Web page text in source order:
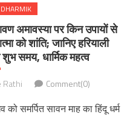
DHARMIK
अमावस्या पर किन उपायों से
को शांति; जानिए हरियाली
समय, धार्मिक महत्व
Rathi Comment(0)
समर्पित सावन माह का हिंदू धर्म